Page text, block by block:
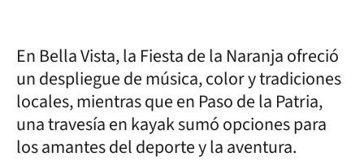
En Bella Vista, la Fiesta de la Naranja ofreció
un despliegue de música, color y tradiciones
locales, mientras que en Paso de la Patria,
una travesía en kayak sumó opciones para
los amantes del deporte y la aventura.